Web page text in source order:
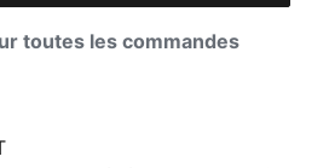
toutes les commandes